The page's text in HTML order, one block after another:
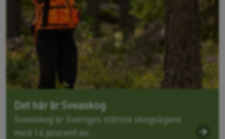
Det här är Sveaskog
Sveaskog är Sveriges största skogsägare
med 14 procent av...